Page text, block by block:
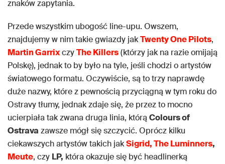
znaków zapytania.
Przede wszystkim ubogość line-upu. Owszem,
znajdujemy w nim takie gwiazdy jakTwenty One Pilots,
Martin GarrixczyThe Killers(którzy jak na razie omijają
Polskę), jednak to by było na tyle, jeśli chodzi o artystów
światowego formatu. Oczywiście, są to trzy naprawdę
duże nazwy, które z pewnością przyciągną w tym roku do
Ostravy tłumy, jednak zdaje się, że przez to mocno
ucierpiała tak zwana druga linia, którąColours of
Ostrava zawsze mógł się szczycić. Oprócz kilku
ciekawszych artystów takich jakSigrid, The Luminners,
Meute, czy LP, która okazuje się być headlinerką